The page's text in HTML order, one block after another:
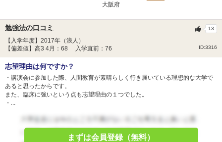
大阪府
勉強法の口コミ
【入学年度】2017年（浪人）
【偏差値】高3 4月：68 入学直前：76
ID:3316
13
志望理由は何ですか？
・講演会に参加した際、人間教育が素晴らしく行き届いている理想的な大学で
あると思ったからです。
また、臨床に強いという点も志望理由の１つでした。
・...
まずは会員登録（無料）